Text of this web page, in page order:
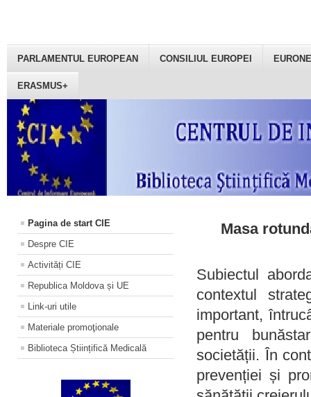
PARLAMENTUL EUROPEAN CONSILIUL EUROPEI
ERASMUS+
Pagina de start CIE
Despre CIE
Activități CIE
Republica Moldova și UE
Link-uri utile
Materiale promoţionale
Biblioteca Științifică Medicală
Masa
Subiectul
contextul
important,
pentru
societății. În
prevenției și